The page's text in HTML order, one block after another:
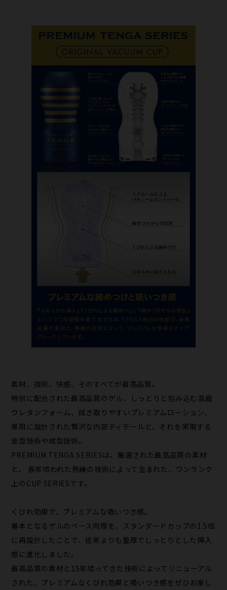
素材、技術、快感、そのすべてが最高品質。
特別に配合された最高品質のゲル、しっとりと包み込む高級
ウレタンフォーム、拭き取りやすいプレミアムローション、
専用に設計された贅沢な内部ディテールと、それを実現する
金型技術や成型技術。
PREMIUM TENGA SERIESは、厳選された最高品質の素材
と、 長年培われた熟練の技術によって生まれた、ワンランク
上のCUP SERIESです。
くびれ効果で、プレミアムな吸いつき感。
基本となるゲルのベース肉厚を、スタンダードカップの1.5倍
に再設計したことで、従来よりも重厚でしっとりとした挿入
感に進化しました。
最高品質の素材と15年培ってきた技術によってリニューアル
された、プレミアムなくびれ効果と吸いつき感をぜひお楽し